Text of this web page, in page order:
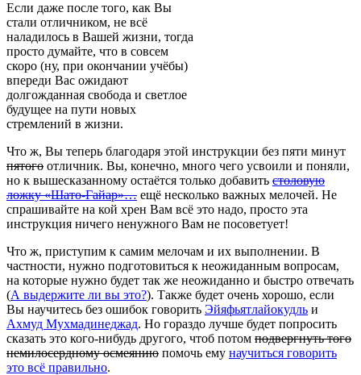
Если даже после того, как Вы
стали отличником, не всё
наладилось в Вашей жизни, тогда
просто думайте, что в совсем
скоро (ну, при окончании учёбы)
впереди Вас ожидают
долгожданная свобода и светлое
будущее на пути новых
стремлений в жизни.
Что ж, Вы теперь благодаря этой инструкции без пяти минут
пятого отличник. Вы, конечно, много чего усвоили и поняли,
но к вышесказанному остаётся только добавить столовую
ложку «Шато-Гайар»… ещё несколько важных мелочей. Не
спрашивайте на кой хрен Вам всё это надо, просто эта
инструкция ничего ненужного Вам не посоветует!
Что ж, приступим к самим мелочам и их выполнении. В
частности, нужно подготовиться к неожиданным вопросам,
на которые нужно будет так же неожиданно и быстро отвечать
(А выдержите ли вы это?). Также будет очень хорошо, если
Вы научитесь без ошибок говорить Эйяфьятлайокудль и
Ахмуд Мухмадинеджад. Но гораздо лучше будет попросить
сказать это кого-нибудь другого, чтоб потом подвергнуть того
немилосердному осмеянию помочь ему научиться говорить
это всё правильно.